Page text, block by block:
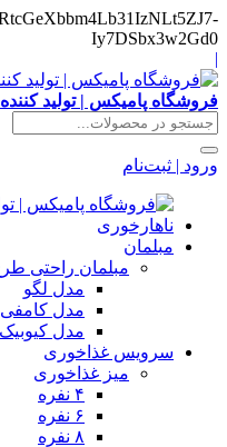
Iy7DSbx3w2Gd0
|
فروشگاه پامیکس | تولید
ورود | ثبت‌نام
مبلمان
مبلمان راحتی
مدل لگو
مدل کامفی
مدل کیوبیک
سرویس غذاخوری
میز غذاخوری
۴ نفره
۶ نفره
۸ نفره